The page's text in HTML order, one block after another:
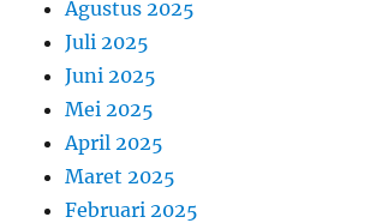
Agustus 2025
Juli 2025
Juni 2025
Mei 2025
April 2025
Maret 2025
Februari 2025